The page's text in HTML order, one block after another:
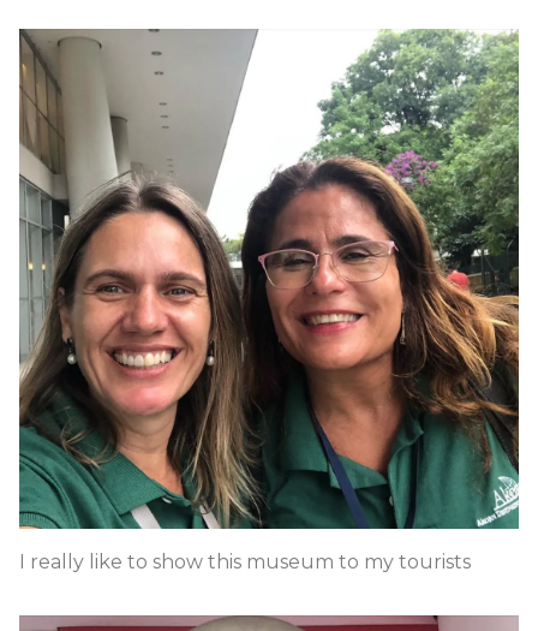
I really like to show this museum to my tourists